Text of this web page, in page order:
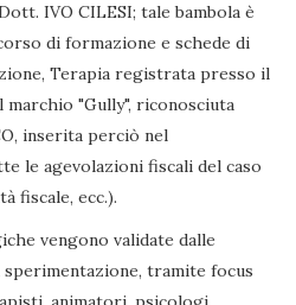
IVO CILESI; tale bambola è
di formazione e schede di
Terapia registrata presso il
"Gully", riconosciuta
inserita perciò nel
le agevolazioni fiscali del caso
fiscale, ecc.).
vengono validate dalle
tramite focus